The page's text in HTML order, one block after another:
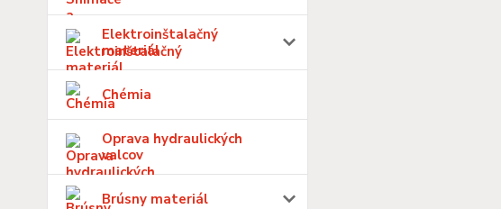
Elektroinštalačný
materiál
Chémia
Oprava hydraulických
valcov
Brúsny materiál